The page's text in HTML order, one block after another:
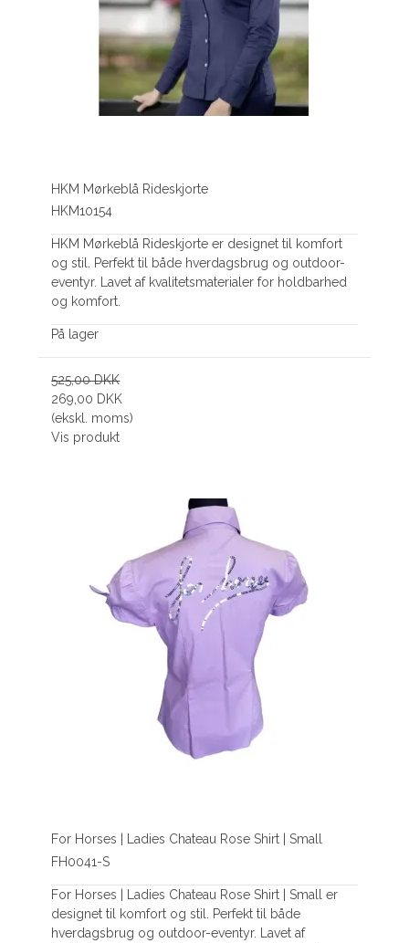
HKM Mørkeblå Rideskjorte
HKM10154
HKM Mørkeblå Rideskjorte er designet til komfort
og stil. Perfekt til både hverdagsbrug og outdoor-
eventyr. Lavet af kvalitetsmaterialer for holdbarhed
og komfort.
På lager
525,00 DKK
269,00 DKK
(ekskl. moms)
Vis produkt
For Horses | Ladies Chateau Rose Shirt | Small
FH0041-S
For Horses | Ladies Chateau Rose Shirt | Small er
designet til komfort og stil. Perfekt til både
hverdagsbrug og outdoor-eventyr. Lavet af